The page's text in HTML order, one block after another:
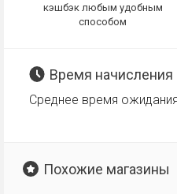
кэшбэк любым удобным
способом
Время начисления
Среднее время
Похожие магазины